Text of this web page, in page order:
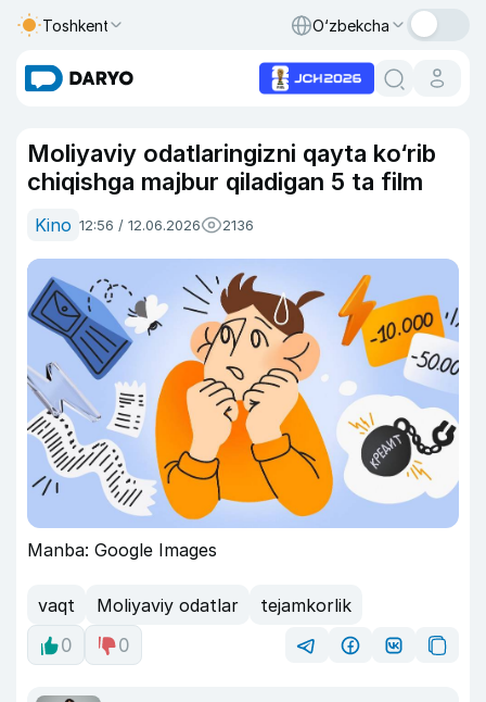
Toshkent O‘zbekcha
Moliyaviy odatlaringizni qayta ko‘rib
chiqishga majbur qiladigan 5 ta film
Kino 12:56 / 12.06.2026 2136
Manba: Google Images
vaqt Moliyaviy odatlar
tejamkorlik
0
0